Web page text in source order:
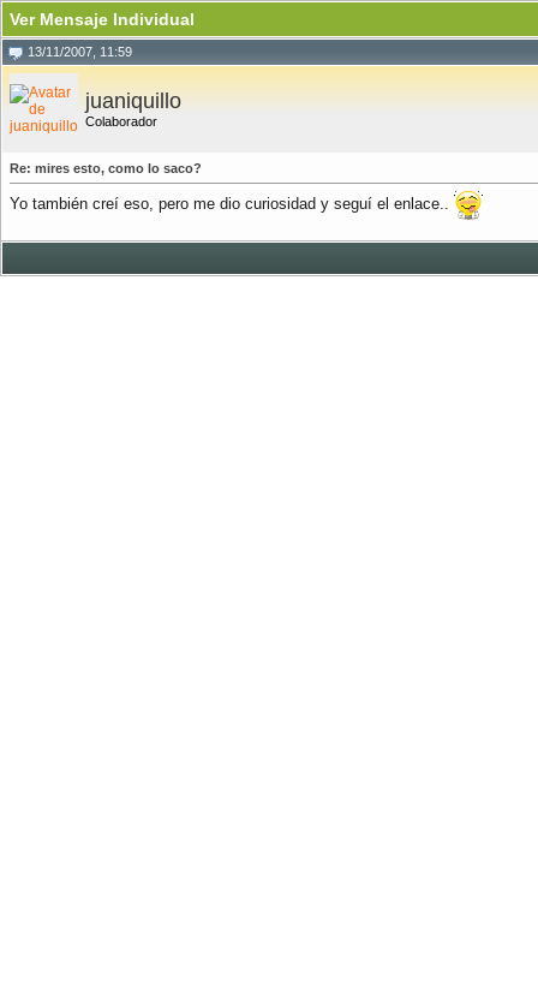
Ver Mensaje Individual
13/11/2007, 11:59
juaniquillo
Colaborador
Re: mires esto, como lo saco?
Yo también creí eso, pero me dio curiosidad y seguí el enlace..